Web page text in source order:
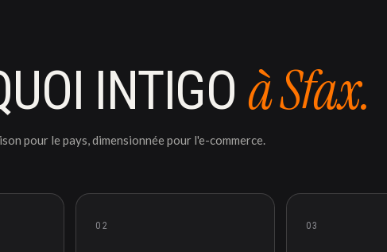
INTIGO à Sfax.
pour le pays, dimensionnée pour l'e-commerce.
02 03